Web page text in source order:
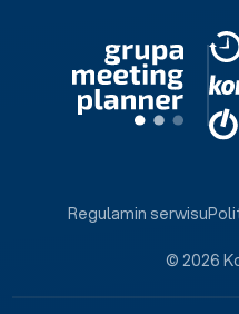
© 2026
Regulamin serwisu